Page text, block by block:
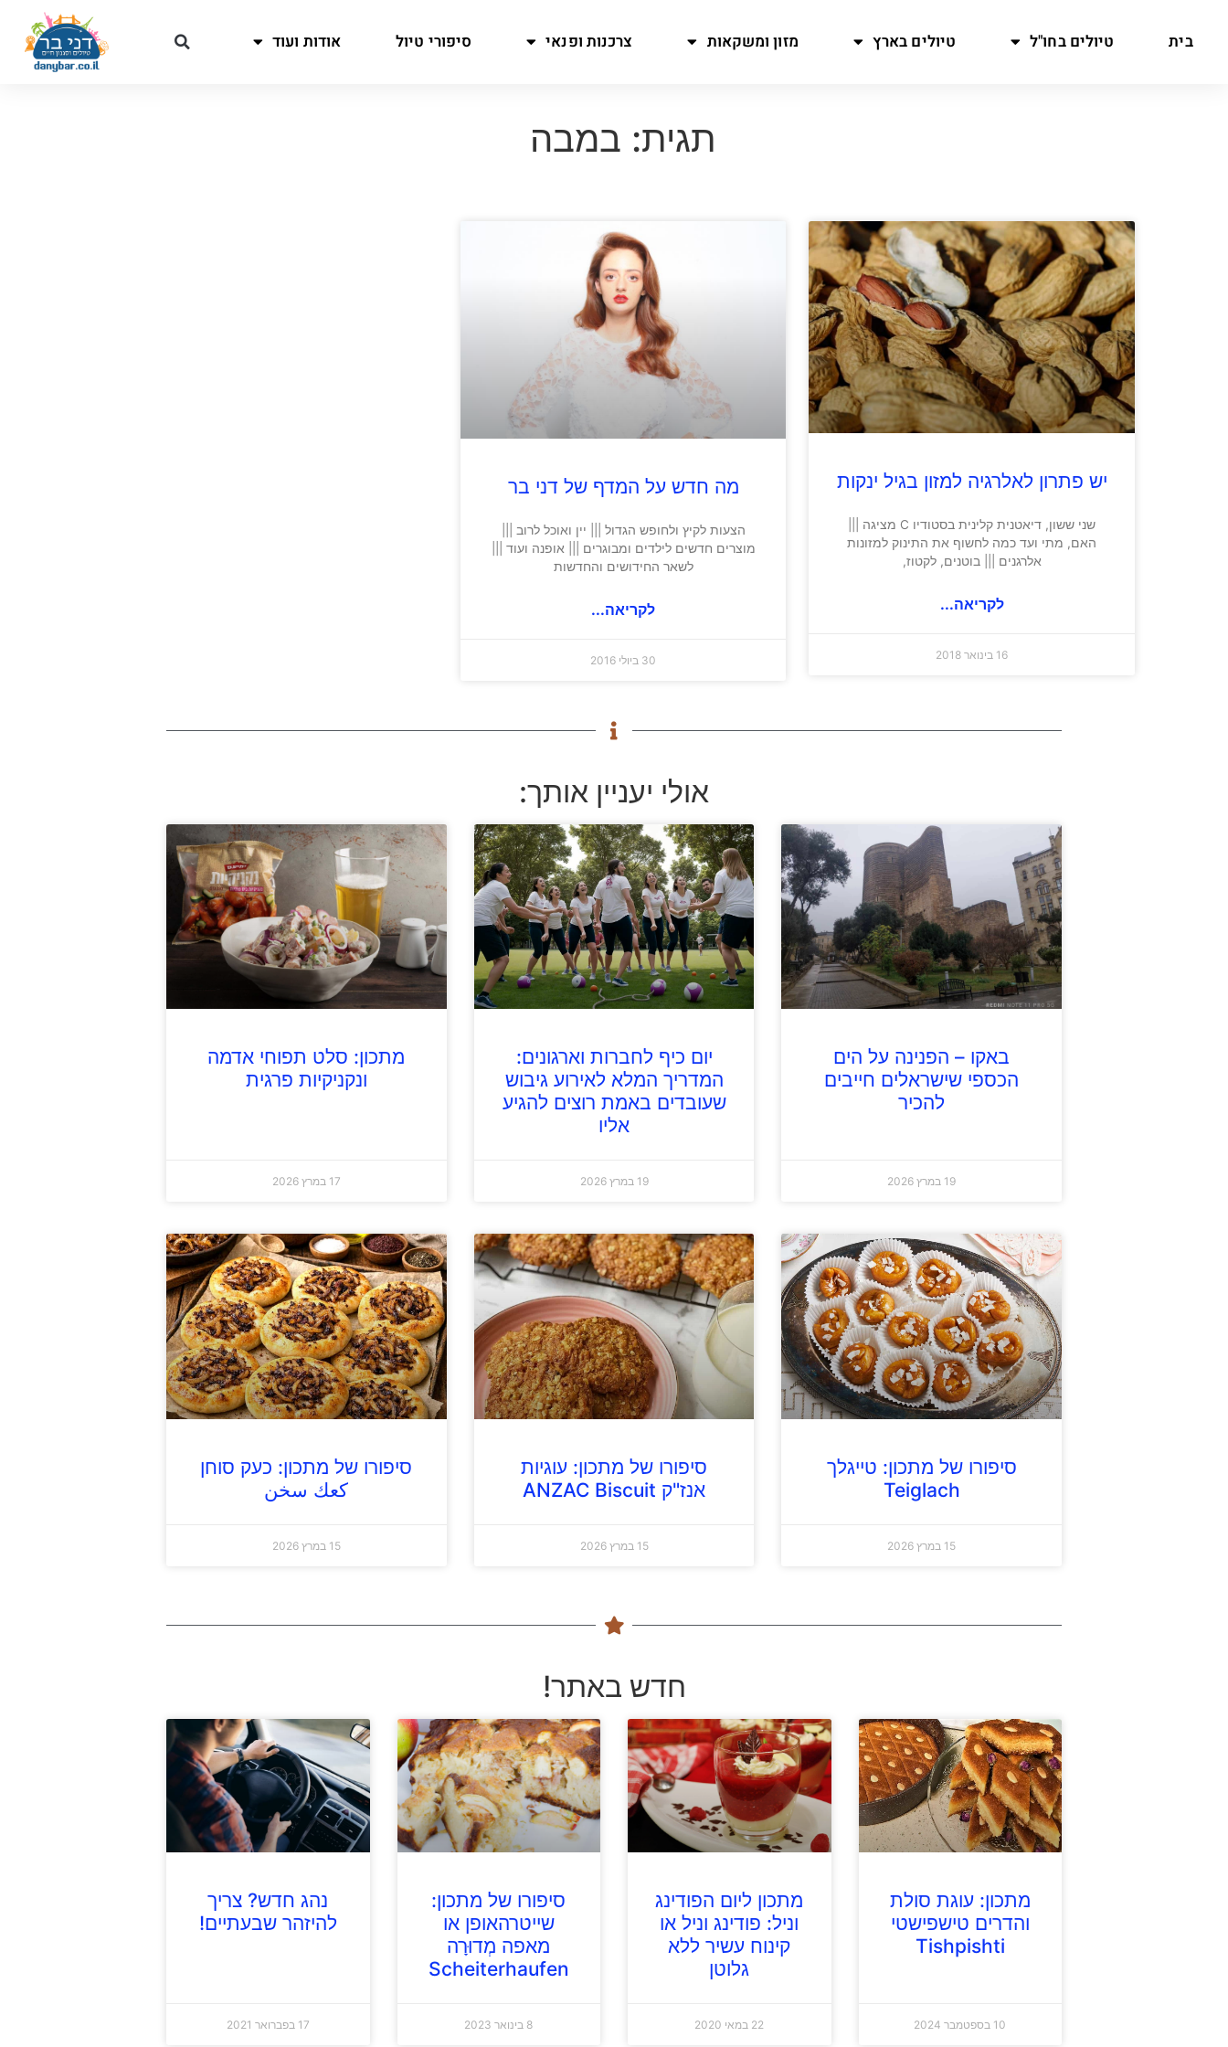
בית טיולים בחו"ל טיולים בארץ מזון ומשקאות צרכנות ופנאי סיפורי טיול אודות ועוד
תגית: במבה
יש פתרון לאלרגיה למזון בגיל ינקות
שני ששון, דיאטנית קלינית בסטודיו C מציגה |||
האם, מתי ועד כמה לחשוף את התינוק למזונות
אלרגנים ||| בוטנים, לקטוז,
לקריאה...
16 בינואר 2018
מה חדש על המדף של דני בר
הצעות לקיץ ולחופש הגדול ||| יין ואוכל לרוב |||
מוצרים חדשים לילדים ומבוגרים ||| אופנה ועוד |||
לשאר החידושים והחדשות
לקריאה...
30 ביולי 2016
אולי יעניין אותך:
באקו – הפנינה על הים
הכספי שישראלים חייבים
להכיר
19 במרץ 2026
יום כיף לחברות וארגונים:
המדריך המלא לאירוע גיבוש
שעובדים באמת רוצים להגיע
אליו
19 במרץ 2026
מתכון: סלט תפוחי אדמה
ונקניקיות פרגית
17 במרץ 2026
סיפורו של מתכון: טייגלך
Teiglach
15 במרץ 2026
סיפורו של מתכון: עוגיות
אנז"ק ANZAC Biscuit
15 במרץ 2026
סיפורו של מתכון: כעק סוחן
كعك سخن
15 במרץ 2026
חדש באתר!
מתכון: עוגת סולת
והדרים טישפישטי
Tishpishti
10 בספטמבר 2024
מתכון ליום הפודינג
וניל: פודינג וניל או
קינוח עשיר ללא
גלוטן
22 במאי 2020
סיפורו של מתכון:
שייטרהאופן או
מאפה מְדוּרָה
Scheiterhaufen
8 בינואר 2023
נהג חדש? צריך
להיזהר שבעתיים!
17 בפברואר 2021